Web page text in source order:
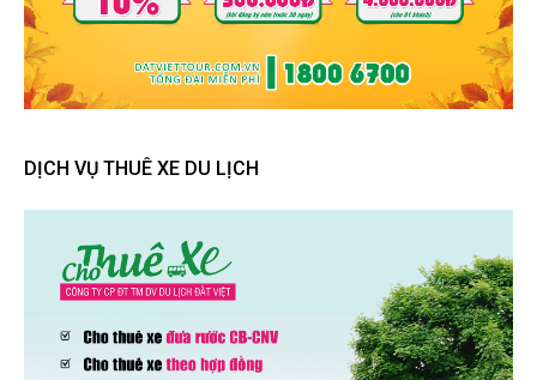
DỊCH VỤ THUÊ XE DU LỊCH